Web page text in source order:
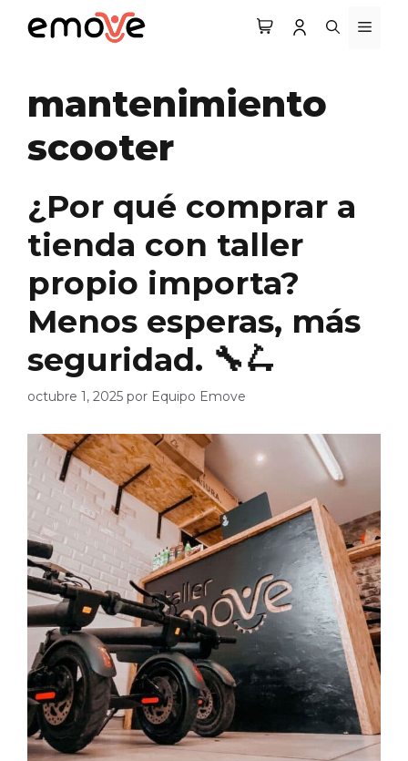
mantenimiento
scooter
¿Por qué comprar a
tienda con taller
propio importa?
Menos esperas, más
seguridad. 🔧🛴
octubre 1, 2025 por Equipo Emove